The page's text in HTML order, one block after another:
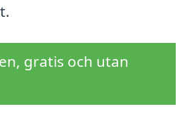
gratis och utan